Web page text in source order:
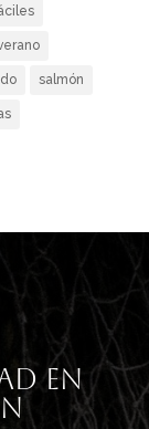
salmón
en